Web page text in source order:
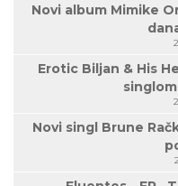
Novi album Mimike
Erotic Biljan & His
Novi singl Brune